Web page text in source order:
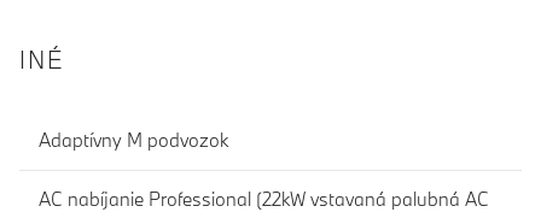
INÉ
Adaptívny M podvozok
AC nabíjanie Professional (22kW vstavaná palubná AC